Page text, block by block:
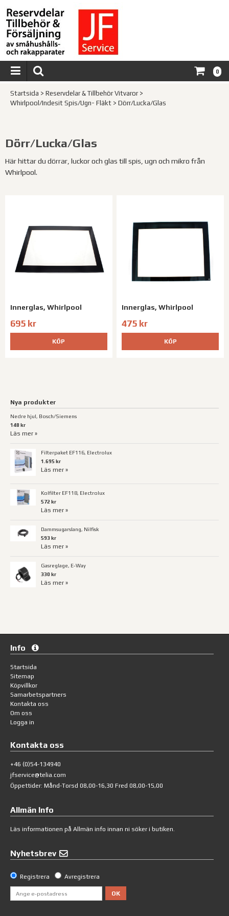
0
Startsida > Reservdelar & Tillbehör Vitvaror>
Whirlpool/Indesit Spis/Ugn- Fläkt > Dörr/Lucka/Glas
Dörr/Lucka/Glas
Här hittar du dörrar, luckor och glas till spis, ugn och mikro från
Whirlpool.
Innerglas, Whirlpool
695 kr
KÖP
Innerglas, Whirlpool
475 kr
KÖP
Nya produkter
Nedre hjul, Bosch/Siemens
148 kr
Läs mer »
Filterpaket EF116, Electrolux
1.695 kr
Läs mer »
Kolfilter EF118, Electrolux
572 kr
Läs mer »
Dammsugarslang, Nilfisk
593 kr
Läs mer »
Gasreglage, E-Way
330 kr
Läs mer »
Info
Startsida
Sitemap
Köpvillkor
Samarbetspartners
Kontakta oss
Om oss
Logga in
Kontakta oss
+46 (0)54-134940
jfservice@telia.com
Öppettider: Månd-Torsd 08,00-16,30 Fred 08,00-15,00
Allmän Info
Läs informationen på Allmän info innan ni söker i butiken.
Nyhetsbrev
Registrera Avregistrera
OK